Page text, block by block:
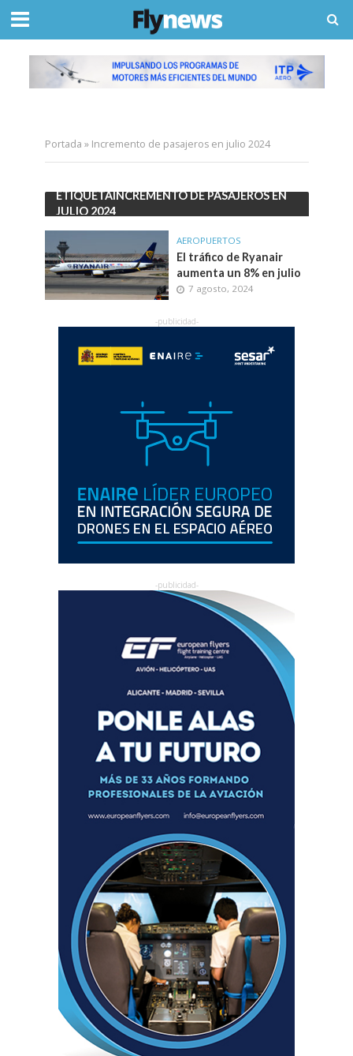
Portada » Incremento de pasajeros en julio 2024
ETIQUETAINCREMENTO DE PASAJEROS EN
JULIO 2024
AEROPUERTOS
El tráfico de Ryanair
aumenta un 8% en julio
7 agosto, 2024